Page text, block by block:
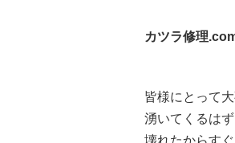
カツラ修理
皆様にとって
湧いてくるはず
壊れたからす